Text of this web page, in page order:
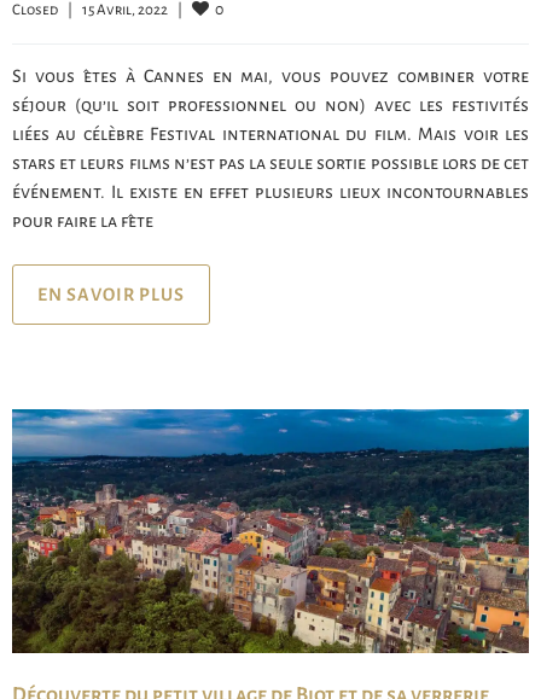
Closed
15 Avril, 2022 0
Si vous êtes à Cannes en mai, vous pouvez combiner votre
séjour (qu’il soit professionnel ou non) avec les festivités
liées au célèbre Festival international du film. Mais voir les
stars et leurs films n’est pas la seule sortie possible lors de cet
événement. Il existe en effet plusieurs lieux incontournables
pour faire la fête
EN SAVOIR PLUS